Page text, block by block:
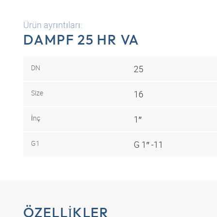
Ürün ayrıntıları:
DAMPF 25 HR VA
DN 25
Size 16
İnç 1″
G1 G 1″ -11
ÖZELLIKLER